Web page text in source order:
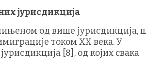
јурисдикција
од више јурисдикција,
током XX века. У
[8], од којих свака